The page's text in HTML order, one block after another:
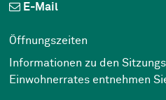
E-Mail
Öffnungszeiten
Informationen zu den
Einwohnerrates entnehmen